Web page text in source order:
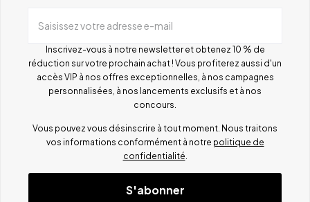
Saisissez votre adresse e-mail
Inscrivez-vous à notre newsletter et obtenez 10 % de
réduction sur votre prochain achat ! Vous profiterez aussi d'un
accès VIP à nos offres exceptionnelles, à nos campagnes
personnalisées, à nos lancements exclusifs et à nos
concours.
Vous pouvez vous désinscrire à tout moment. Nous traitons
vos informations conformément à notre politique de
confidentialité.
S'abonner